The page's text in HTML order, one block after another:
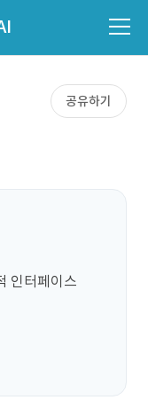
공유하기
인터페이스